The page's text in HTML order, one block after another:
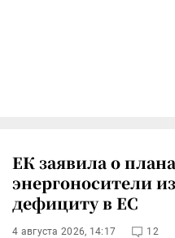
ЕК заявила о
энергоносители
дефициту в ЕС
4 августа 2026, 14:17 12